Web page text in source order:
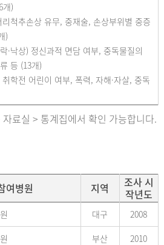
개)
리척추손상 유무, 중재술, 손상부위별 중증
)
·낙상) 정신과적 면담 여부, 중독물질의
등 (13개)
취학전 어린이 여부, 폭력, 자해·자살, 중독
료실 > 통계집에서 확인 가능합니다.
여병원 지역
조사 시
작년도
대구
2008
부산
2010